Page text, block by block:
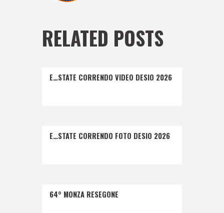
RELATED POSTS
E…STATE CORRENDO VIDEO DESIO 2026
E…STATE CORRENDO FOTO DESIO 2026
64° MONZA RESEGONE